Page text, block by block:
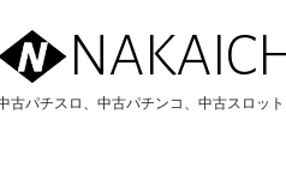
古パチスロ、中古パチンコ、中古スロッ